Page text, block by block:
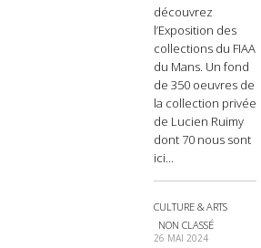
découvrez
l’Exposition des
collections du FIAA
du Mans. Un fond
de 350 oeuvres de
la collection privée
de Lucien Ruimy
dont 70 nous sont
ici...
CULTURE & ARTS
NON CLASSÉ
26 MAI 2024